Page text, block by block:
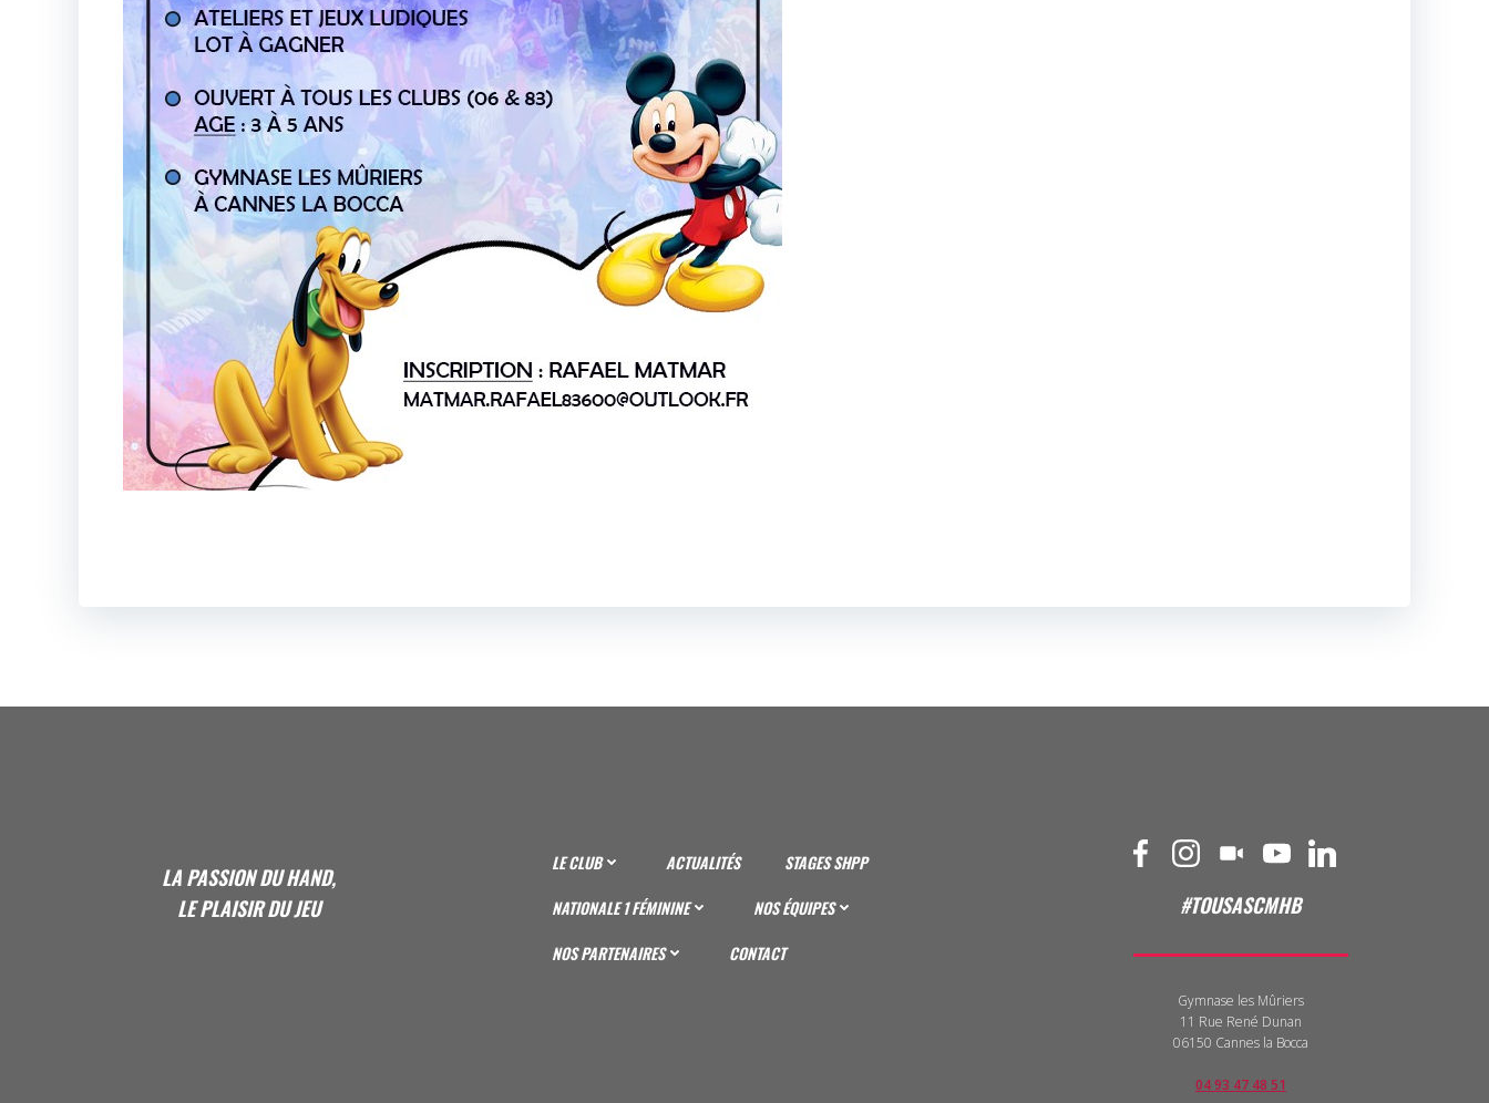
LA PASSION DU HAND,
LE PLAISIR DU JEU
LE CLUB ACTUALITÉS
STAGES SHPP
NATIONALE 1 FÉMININE
NOS ÉQUIPES
NOS PARTENAIRES
CONTACT
#TOUSASCMHB
Gymnase les Mûriers
11 Rue René Dunan
06150 Cannes la Bocca
04 93 47 48 51